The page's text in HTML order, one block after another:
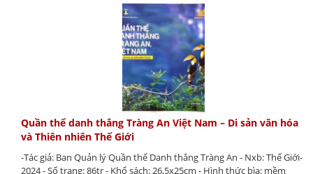
Quần thể danh thắng Tràng An Việt Nam – Di sản văn hóa
và Thiên nhiên Thế Giới
-Tác giả: Ban Quản lý Quần thể Danh thắng Tràng An - Nxb: Thế Giới-
2024 - Số trang: 86tr - Khổ sách: 26,5x25cm - Hình thức bìa: mềm